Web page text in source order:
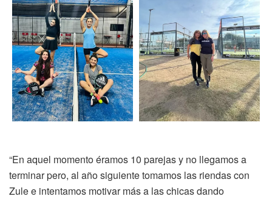
“En aquel momento éramos 10 parejas y no llegamos a
terminar pero, al año siguiente tomamos las riendas con
Zule e intentamos motivar más a las chicas dando